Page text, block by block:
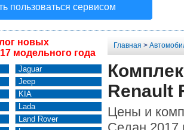
пользоваться сервисом
новых
модельного года
Jaguar
Jeep
KIA
Lada
Land Rover
Главная >
Renault
Цены и